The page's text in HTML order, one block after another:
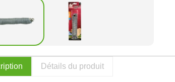
Détails du produit